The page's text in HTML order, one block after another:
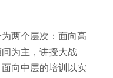
两个层次：面向高
为主，讲授大战
向中层的培训以实